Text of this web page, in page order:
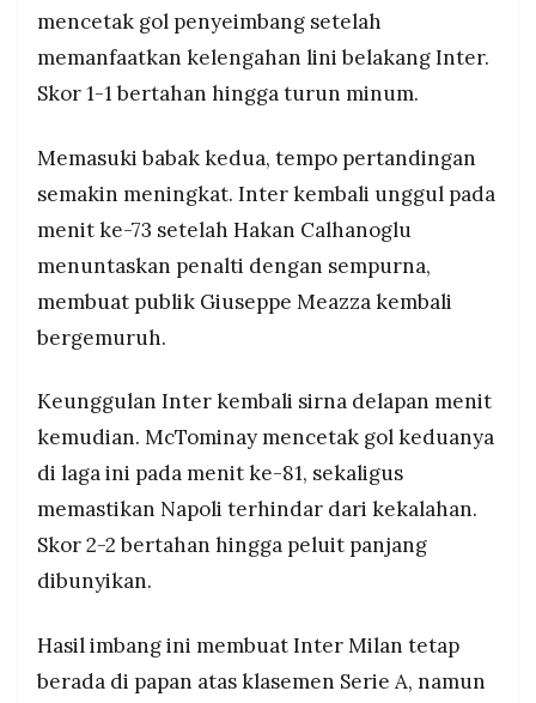
mencetak gol penyeimbang setelah
memanfaatkan kelengahan lini belakang Inter.
Skor 1-1 bertahan hingga turun minum.
Memasuki babak kedua, tempo pertandingan
semakin meningkat. Inter kembali unggul pada
menit ke-73 setelah Hakan Calhanoglu
menuntaskan penalti dengan sempurna,
membuat publik Giuseppe Meazza kembali
bergemuruh.
Keunggulan Inter kembali sirna delapan menit
kemudian. McTominay mencetak gol keduanya
di laga ini pada menit ke-81, sekaligus
memastikan Napoli terhindar dari kekalahan.
Skor 2-2 bertahan hingga peluit panjang
dibunyikan.
Hasil imbang ini membuat Inter Milan tetap
berada di papan atas klasemen Serie A, namun